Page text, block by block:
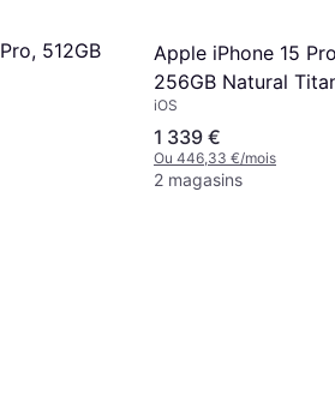
512GB
Apple iPhone 15
256GB Natural
iOS
1 339 €
Ou 446,33 €/mois
2 magasins